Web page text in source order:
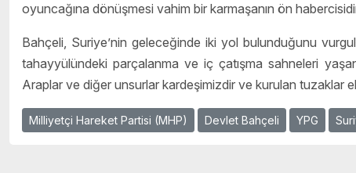
oyuncağına dönüşmesi vahim bir karmaşanın ön
Bahçeli, Suriye’nin geleceğinde iki yol bulunduğunu
tahayyülündeki parçalanma ve iç çatışma sahneleri
Araplar ve diğer unsurlar kardeşimizdir ve kurulan tuzaklar el
Milliyetçi Hareket Partisi (MHP) Devlet Bahçeli YPG